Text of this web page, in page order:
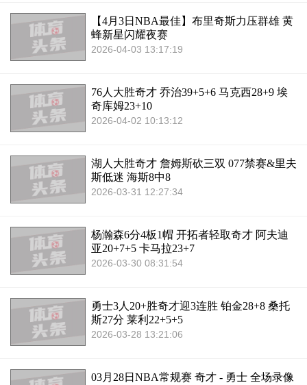
【4月3日NBA最佳】布里奇斯力压群雄 黄
蜂新星闪耀夜赛
2026-04-03 13:17:19
76人大胜奇才 乔治39+5+6 马克西28+9 埃
奇库姆23+10
2026-04-02 10:13:12
湖人大胜奇才 詹姆斯砍三双 077禁赛&里夫
斯低迷 海斯8中8
2026-03-31 12:27:34
杨瀚森6分4板1帽 开拓者轻取奇才 阿夫迪
亚20+7+5 卡马拉23+7
2026-03-30 08:31:54
勇士3人20+胜奇才迎3连胜 铂金28+8 桑托
斯27分 莱利22+5+5
2026-03-28 13:21:06
03月28日NBA常规赛 奇才 - 勇士 全场录像